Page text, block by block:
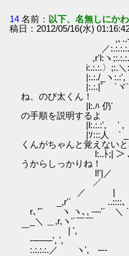
14 名前： 以下、名無しにか
稿日：2012/05/16(水)
,､..-─-
／
,r'l:ヽ;:.:.:.:.､
i:.:.:.〉;:.＼:.:.ヽ::.
|:.:./_ヽ:.:',ゝ;:ヽ
|:.:.|ﾞ `ヾ` ｨ'ぅｫ
ね、のび太くん！
|l:.ﾊ 仍' ﾋﾞｱ
の手順を説明するよ
|l:.:.:', ゞ' ,
|ｿ:::人 ` _,
くんがちゃんと覚えない
l:..ﾄ;| ＞ ､__ ､
うからしっかりね！
l!'|／ / |ﾄ
／ | ｿ
／ | |
_,r'´ ..::::､ ,
r､"´ ヽ ヽ､, -─'´
_＼ ＿,r,ヽ'´
￣ | ', |l
-───', ', ￣
:.:.:.:.／ ヽ',